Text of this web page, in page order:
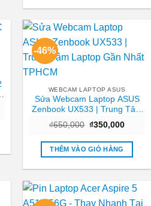
-46%
WEBCAM LAPTOP ASUS
Sửa Webcam Laptop ASUS
Zenbook UX533 | Trung Tâm
Laptop Gần Nhất TPHCM
₫650,000 Giá
là:
₫650,000.
₫350,000Giá
tại
THÊM VÀO GIỎ HÀNG